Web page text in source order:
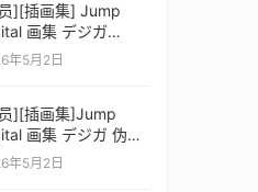
][插画集] Jump
画集 デジガ
man
年5月2日
][插画集]Jump
画集 デジガ 伪恋
コイ 3
年5月2日